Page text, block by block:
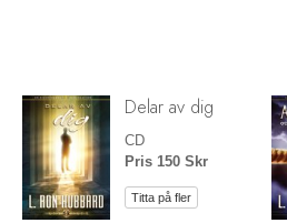
Delar av dig
CD
Pris 150 Skr
Titta på fler